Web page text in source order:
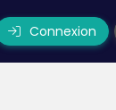
Connexion